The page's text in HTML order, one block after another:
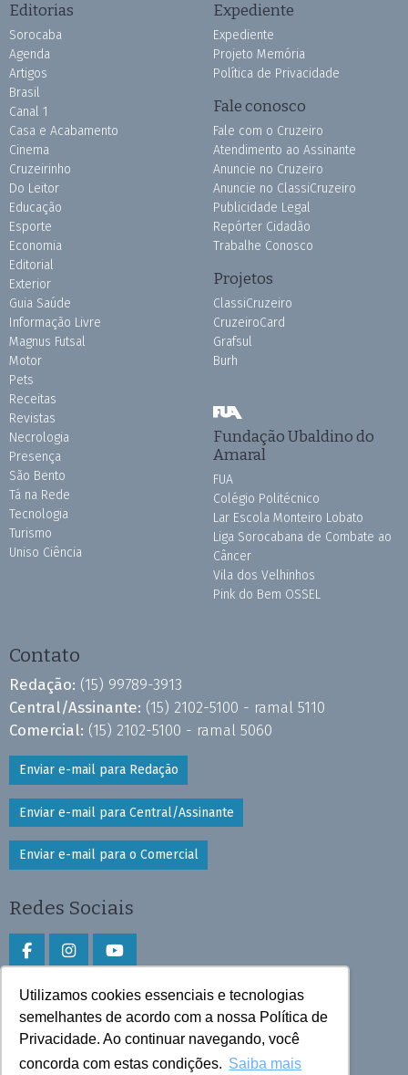
Utilizamos cookies essenciais e tecnologias
semelhantes de acordo com a nossa Política de
Privacidade. Ao continuar navegando, você
concorda com estas condições. Saiba mais
Editorias
Sorocaba
Agenda
Artigos
Brasil
Canal 1
Casa e Acabamento
Cinema
Cruzeirinho
Do Leitor
Educação
Esporte
Economia
Editorial
Exterior
Guia Saúde
Informação Livre
Magnus Futsal
Motor
Pets
Receitas
Revistas
Necrologia
Presença
São Bento
Tá na Rede
Tecnologia
Turismo
Uniso Ciência
Expediente
Expediente
Projeto Memória
Política de Privacidade
Fale conosco
Fale com o Cruzeiro
Atendimento ao Assinante
Anuncie no Cruzeiro
Anuncie no ClassiCruzeiro
Publicidade Legal
Repórter Cidadão
Trabalhe Conosco
Projetos
ClassiCruzeiro
CruzeiroCard
Grafsul
Burh
Fundação Ubaldino do
Amaral
FUA
Colégio Politécnico
Lar Escola Monteiro Lobato
Liga Sorocabana de Combate ao
Câncer
Vila dos Velhinhos
Pink do Bem OSSEL
Contato
Redação: (15) 99789-3913
Central/Assinante: (15) 2102-5100 - ramal 5110
Comercial: (15) 2102-5100 - ramal 5060
Enviar e-mail para Redação
Enviar e-mail para Central/Assinante
Enviar e-mail para o Comercial
Redes Sociais
Faça download do aplicativo
Play Store e App Store